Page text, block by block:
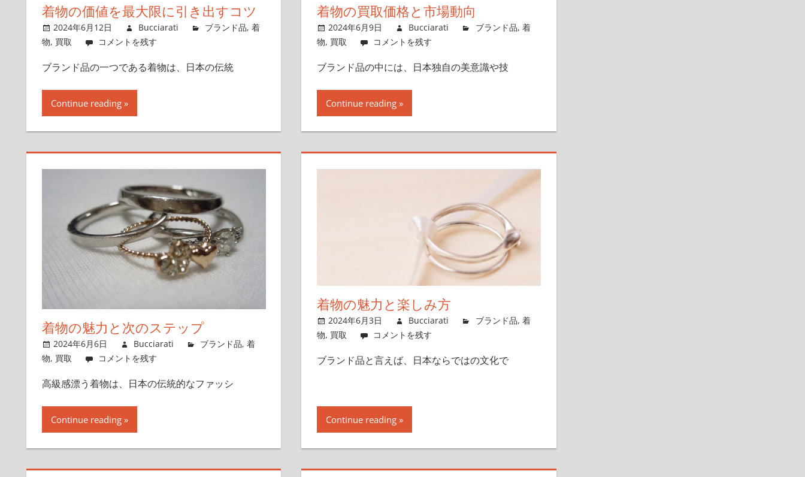
着物の価値を最大限に引き出すコツ
2024年6月12日 Bucciarati ブランド品,着
物, 買取 コメントを残す
ブランド品の一つである着物は、日本の伝統
Continue reading
着物の買取価格と市場動向
2024年6月9日 Bucciarati ブランド品, 着
物, 買取 コメントを残す
ブランド品の中には、日本独自の美意識や技
Continue reading
着物の魅力と次のステップ
2024年6月6日 Bucciarati ブランド品,着
物, 買取 コメントを残す
高級感漂う着物は、日本の伝統的なファッシ
Continue reading
着物の魅力と楽しみ方
2024年6月3日 Bucciarati ブランド品, 着
物, 買取 コメントを残す
ブランド品と言えば、日本ならではの文化で
Continue reading